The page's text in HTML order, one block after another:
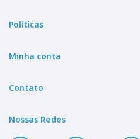
Políticas
Minha conta
Contato
Nossas Redes